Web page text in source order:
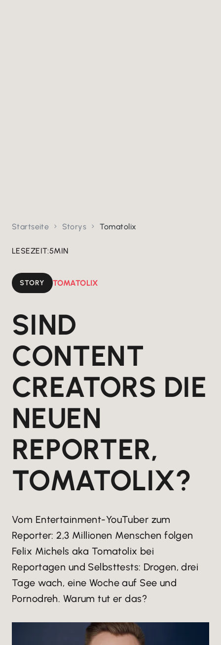
Startseite  Storys  Tomatolix
LESEZEIT:5MIN
STORY TOMATOLIX
SIND
CONTENT
CREATORS DIE
NEUEN
REPORTER,
TOMATOLIX?
Vom Entertainment-YouTuber zum
Reporter: 2,3 Millionen Menschen folgen
Felix Michels aka Tomatolix bei
Reportagen und Selbsttests: Drogen, drei
Tage wach, eine Woche auf See und
Pornodreh. Warum tut er das?